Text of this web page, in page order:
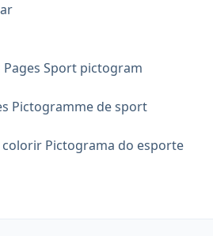
Pages Sport pictogram
Pictogramme de sport
colorir Pictograma do esporte